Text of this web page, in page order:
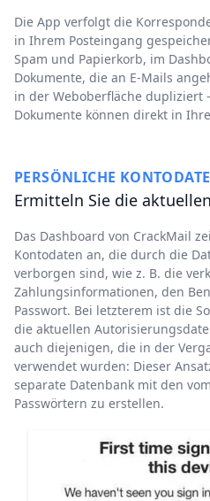
Die App verfolgt die
in Ihrem Posteingang
Spam und Papierkorb, im
Dokumente, die an E-Mails
in der Weboberfläche dupliziert
Dokumente können direkt in
PERSÖNLICHE
Ermitteln Sie die
Das Dashboard von CrackMail
Kontodaten an, die durch die
verborgen sind, wie z. B. die
Zahlungsinformationen, den
Passwort. Bei letzterem ist die
die aktuellen
auch diejenigen, die in der
verwendet wurden: Dieser
separate Datenbank mit den
Passwörtern zu erstellen.